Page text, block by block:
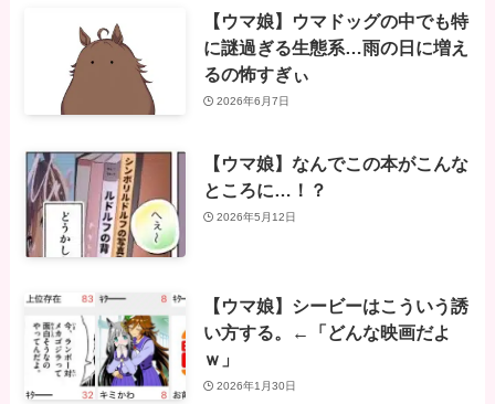
【ウマ娘】ウマドッグの中でも特
に謎過ぎる生態系…雨の日に増え
るの怖すぎぃ
2026年6月7日
【ウマ娘】なんでこの本がこんな
ところに…！？
2026年5月12日
【ウマ娘】シービーはこういう誘
い方する。←「どんな映画だよ
ｗ」
2026年1月30日